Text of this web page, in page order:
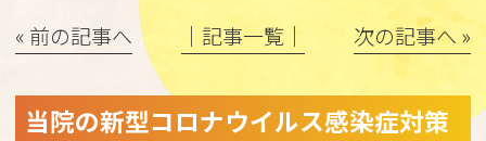
« 前の記事へ │記事一覧│ 次の記事へ »
当院の新型コロナウイルス感染症対策